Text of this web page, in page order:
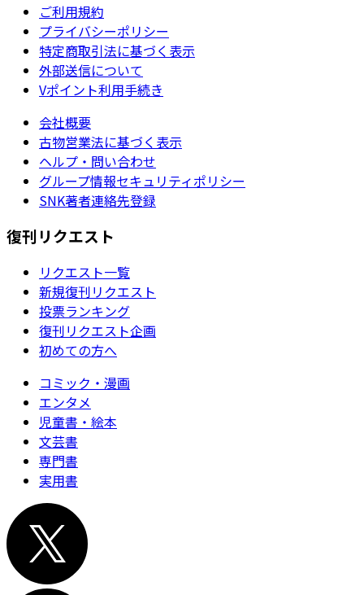
ご利用規約
プライバシーポリシー
特定商取引法に基づく表示
外部送信について
Vポイント利用手続き
会社概要
古物営業法に基づく表示
ヘルプ・問い合わせ
グループ情報セキュリティポリシー
SNK著者連絡先登録
復刊リクエスト
リクエスト一覧
新規復刊リクエスト
投票ランキング
復刊リクエスト企画
初めての方へ
コミック・漫画
エンタメ
児童書・絵本
文芸書
専門書
実用書